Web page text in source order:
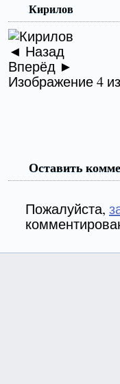
Кирилов
◄ Назад
Вперёд ►
Изображение 4
Оставить
Пожалуйста,